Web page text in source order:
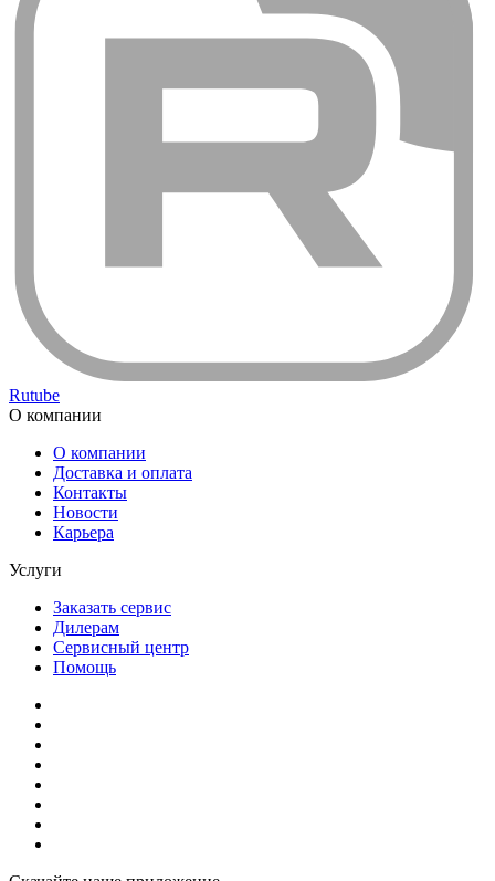
Rutube
О компании
О компании
Доставка и оплата
Контакты
Новости
Карьера
Услуги
Заказать сервис
Дилерам
Сервисный центр
Помощь